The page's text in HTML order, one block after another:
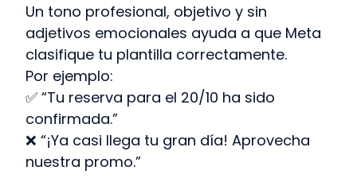
Un tono profesional, objetivo y sin
adjetivos emocionales ayuda a que Meta
clasifique tu plantilla correctamente.
Por ejemplo:
✅ “Tu reserva para el 20/10 ha sido
confirmada.”
❌ “¡Ya casi llega tu gran día! Aprovecha
nuestra promo.”